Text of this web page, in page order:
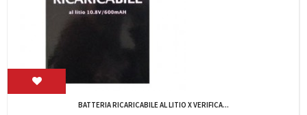
BATTERIA RICARICABILE AL LITIO X VERIFICA...